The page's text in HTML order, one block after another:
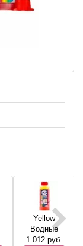
Yellow
Водные
1 012 руб.